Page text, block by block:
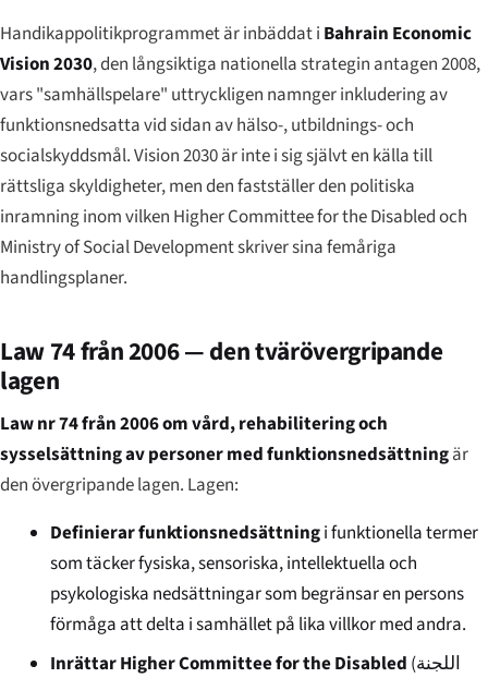
Handikappolitikprogrammet är inbäddat i Bahrain Economic
Vision 2030, den långsiktiga nationella strategin antagen 2008,
vars "samhällspelare" uttryckligen namnger inkludering av
funktionsnedsatta vid sidan av hälso-, utbildnings- och
socialskyddsmål. Vision 2030 är inte i sig självt en källa till
rättsliga skyldigheter, men den fastställer den politiska
inramning inom vilken Higher Committee for the Disabled och
Ministry of Social Development skriver sina femåriga
handlingsplaner.
Law 74 från 2006 — den tvärövergripande
lagen
Law nr 74 från 2006 om vård, rehabilitering och
sysselsättning av personer med funktionsnedsättningär
den övergripande lagen. Lagen:
Definierar funktionsnedsättningi funktionella termer
som täcker fysiska, sensoriska, intellektuella och
psykologiska nedsättningar som begränsar en persons
förmåga att delta i samhället på lika villkor med andra.
Inrättar Higher Committee for the Disabled (اللجنة